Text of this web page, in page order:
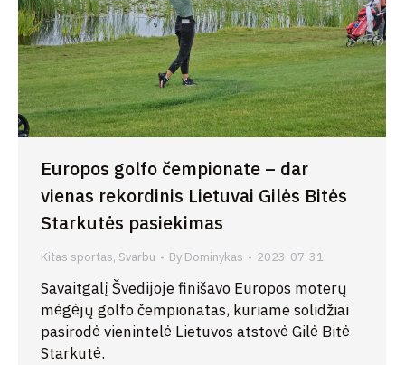
Europos golfo čempionate – dar
vienas rekordinis Lietuvai Gilės Bitės
Starkutės pasiekimas
Kitas sportas, Svarbu By Dominykas 2023-07-31
Savaitgalį Švedijoje finišavo Europos moterų
mėgėjų golfo čempionatas, kuriame solidžiai
pasirodė vienintelė Lietuvos atstovė Gilė Bitė
Starkutė.